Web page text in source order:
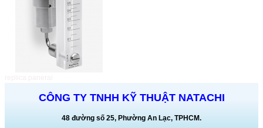
CÔNG TY TNHH KỸ THUẬT NATACHI
48 đường số 25, Phường An Lạc, TPHCM.